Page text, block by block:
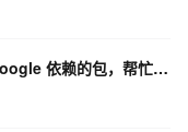
应用研发平台EMAS打包出错了，拉不到google 依赖的包，帮忙看一下？